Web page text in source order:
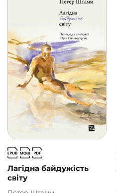
Лагідна байдужість
світу